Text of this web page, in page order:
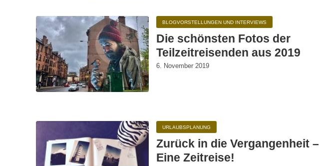
BLOGVORSTELLUNGEN UND INTERVIEWS
Die schönsten Fotos der
Teilzeitreisenden aus 2019
6. November 2019
URLAUBSPLANUNG
Zurück in die Vergangenheit –
Eine Zeitreise!